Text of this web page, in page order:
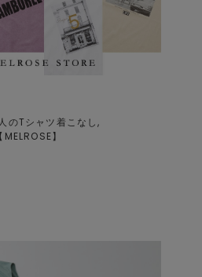
のTシャツ着こなし,
MELROSE】